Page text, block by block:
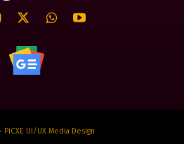
PiCXE UI/UX Media Design